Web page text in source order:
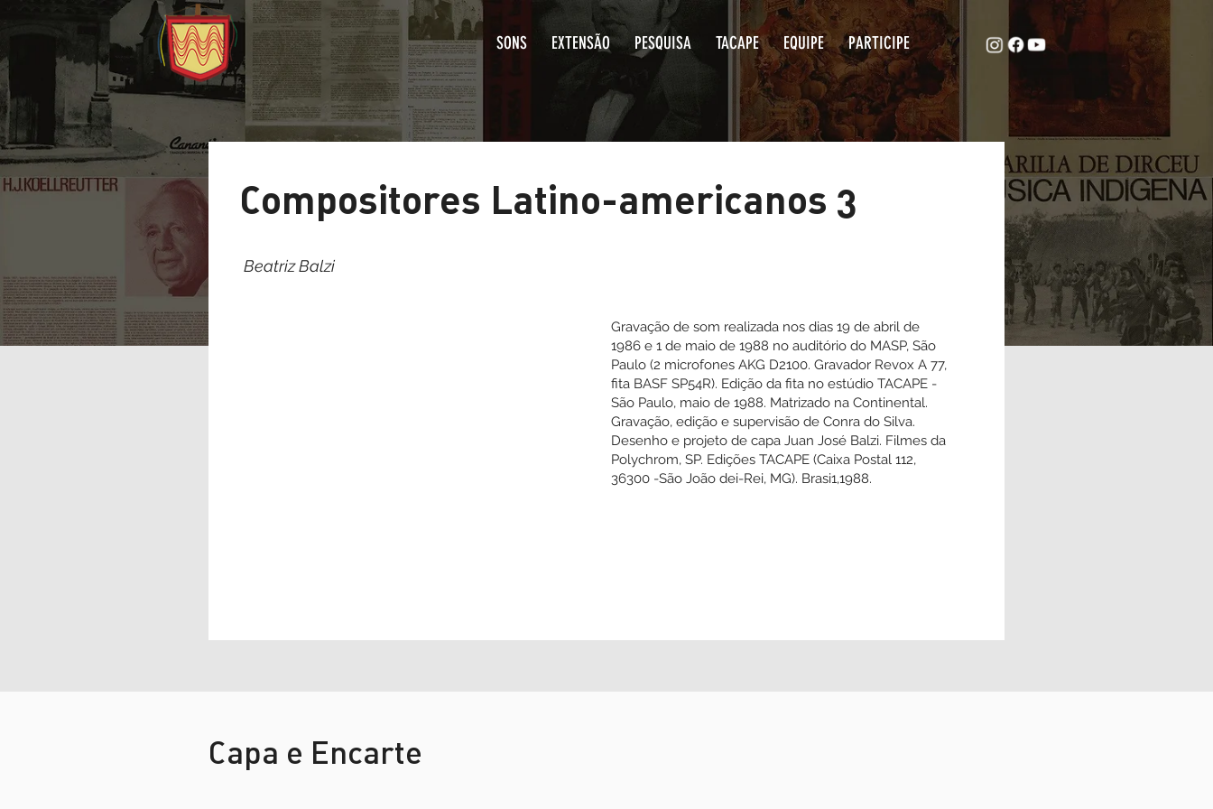
SONS EXTENSÃO PESQUISA TACAPE EQUIPE PARTICIPE
Compositores Latino-americanos 3
Gravação de som realizada nos dias 19 de abril de
1986 e 1 de maio de 1988 no auditório do MASP, São
Paulo (2 microfones AKG D2100. Gravador Revox A 77,
fita BASF SP54R). Edição da fita no estúdio TACAPE -
São Paulo, maio de 1988. Matrizado na Continental.
Gravação, edição e supervisão de Conra do Silva.
Desenho e projeto de capa Juan José Balzi. Filmes da